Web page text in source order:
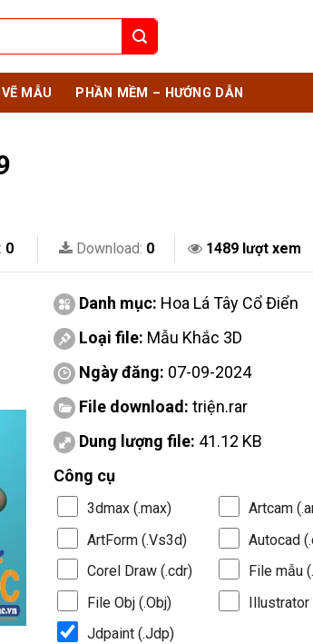
MẪU PHẦN MỀM – HƯỚNG DẪN
0 Download: 0 1489 lượt xem
Danh mục: Hoa Lá Tây Cổ Điển
Loại file: Mẫu Khắc 3D
Ngày đăng: 07-09-2024
File download: triện.rar
Dung lượng file: 41.12 KB
Công cụ
3dmax (.max)
Artcam
ArtForm (.Vs3d)
Autocad
Corel Draw (.cdr)
File mẫu
File Obj (.Obj)
Illustrator
Jdpaint (.Jdp)